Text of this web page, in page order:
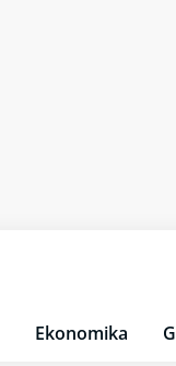
Ekonomika